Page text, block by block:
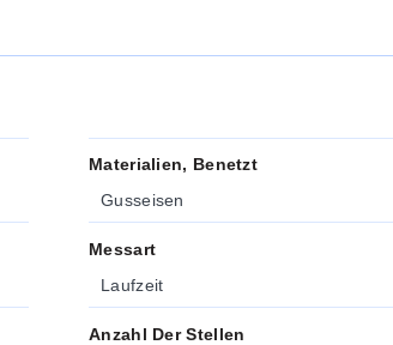
Materialien, Benetzt
Gusseisen
Messart
Laufzeit
Anzahl Der Stellen